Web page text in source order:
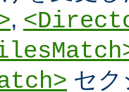
,
セ